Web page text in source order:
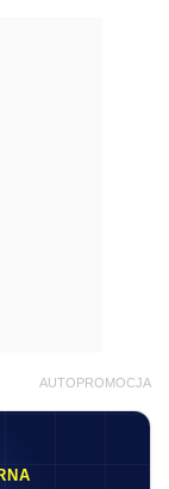
AUTOPROMOCJA